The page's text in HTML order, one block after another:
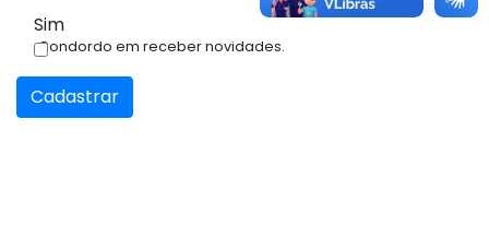
Sim
Condordo em receber novidades.
Cadastrar